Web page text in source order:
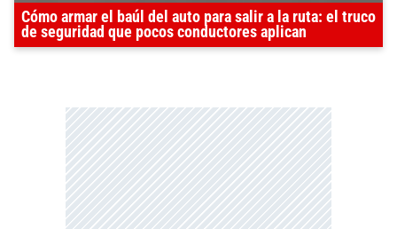
Cómo armar el baúl del auto para salir a la ruta: el truco
de seguridad que pocos conductores aplican